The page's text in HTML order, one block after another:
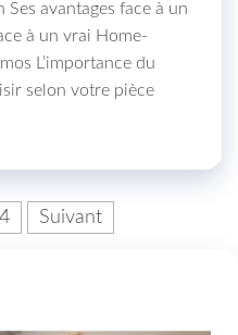
avantages face à un
à un vrai Home-
L’importance du
selon votre pièce
Suivant